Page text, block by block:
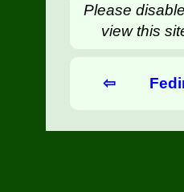
Please
view this
⇦